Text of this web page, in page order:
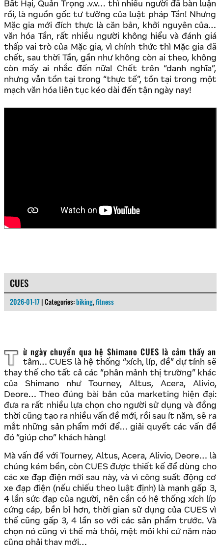
Bất Hại, Quản Trọng .v.v… thì nhiều người đã bàn luận
rồi, là nguồn gốc tư tưởng của luật pháp Tần! Nhưng
Mặc gia mới đích thực là căn bản, khởi nguyên của…
văn hóa Tần, rất nhiều người không hiểu và đánh giá
thấp vai trò của Mặc gia, vì chính thức thì Mặc gia đã
chết, sau thời Tần, gần như không còn ai theo, không
còn mấy ai nhắc đến nữa! Chết trên “danh nghĩa”,
nhưng vẫn tồn tại trong “thực tế”, tồn tại trong một
mạch văn hóa liên tục kéo dài đến tận ngày nay!
CUES
2026-01-17 | Categories:biking,fitness
Từ ngày chuyển qua hệ Shimano CUES là cảm thấy an
tâm… CUES là hệ thống “xích, líp, đề” dự tính sẽ
thay thế cho tất cả các “phân mảnh thị trường” khác
của Shimano như Tourney, Altus, Acera, Alivio,
Deore… Theo đúng bài bản của marketing hiện đại:
đưa ra rất nhiều lựa chọn cho người sử dụng và đồng
thời cũng tạo ra nhiều vấn đề mới, rồi sau ít năm, sẽ ra
mắt những sản phẩm mới để… giải quyết các vấn đề
đó “giúp cho” khách hàng!
Mà vấn đề với Tourney, Altus, Acera, Alivio, Deore… là
chúng kém bền, còn CUES được thiết kế để dùng cho
các xe đạp điện mới sau này, và vì công suất động cơ
xe đạp điện (nếu chiếu theo luật định) là mạnh gấp 3,
4 lần sức đạp của người, nên cần có hệ thống xích líp
cứng cáp, bền bỉ hơn, thời gian sử dụng của CUES vì
thế cũng gấp 3, 4 lần so với các sản phẩm trước. Và
chọn nó cũng vì thế mà thôi, mệt mỏi khi cứ năm nào
cũng phải thay mới…